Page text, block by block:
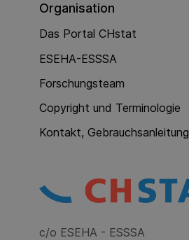
Organisation
Das Portal CHstat
ESEHA-ESSSA
Forschungsteam
Copyright und Terminologie
Kontakt, Gebrauchsanleitung
c/o ESEHA - ESSSA